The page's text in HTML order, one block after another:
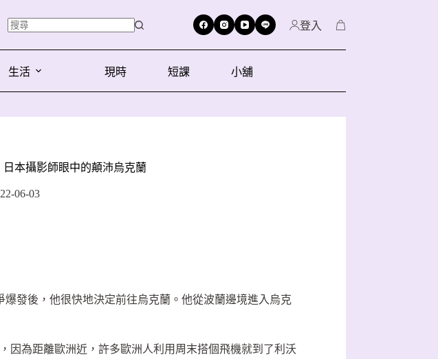
登入
生活 現時 短課 小舖
本攝影師眼中的顛沛烏克蘭
06-03
發後，他很快地決定前往烏克蘭。他從波蘭邊境進入烏克
因為距離歐洲近，許多歐洲人利用周末搭個飛機就到了利沃